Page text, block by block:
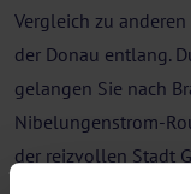
Vergleich zu
der Donau entlang.
gelangen Sie nach
Nibelungenstrom-
der reizvollen Stadt
besondere